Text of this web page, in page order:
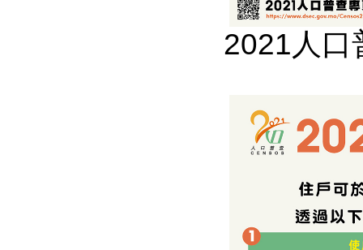
2021人口